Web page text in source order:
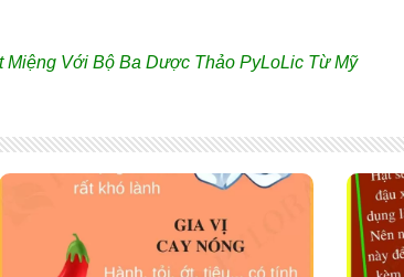
Với Bộ Ba Dược Thảo PyLoLic Từ Mỹ